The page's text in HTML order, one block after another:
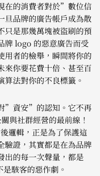
在的消費者對於”數位信
品牌的廣告帳戶成為散
只是那幾萬塊被盜刷的預
牌 logo 的惡意廣告而受
用者的檢舉，瞬間將你的
來你要花費十倍、甚至百
法對你的不良標籤。
”資安”的認知。它不再
與社群經營的最前線！
邏輯，正是為了保護這
驗證，其實都是在為品牌
出的每一次聲量，都是
駭客的惡作劇。